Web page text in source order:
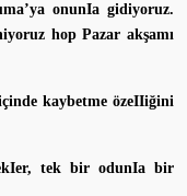
onunIa gidiyoruz.
hop Pazar akşamı
kaybetme özeIIiğini
tek bir odunIa bir